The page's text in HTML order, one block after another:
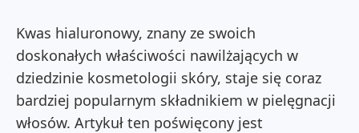
Kwas hialuronowy, znany ze swoich
doskonałych właściwości nawilżających w
dziedzinie kosmetologii skóry, staje się coraz
bardziej popularnym składnikiem w pielęgnacji
włosów. Artykuł ten poświęcony jest